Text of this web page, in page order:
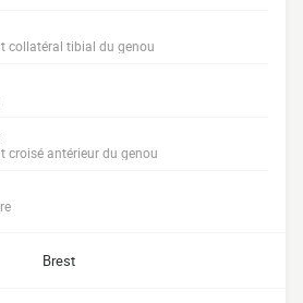
collatéral tibial du genou
croisé antérieur du genou
Brest